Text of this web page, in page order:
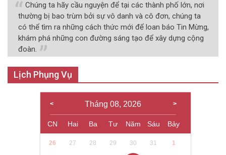
Chúng ta hãy cầu nguyện để tại các thành phố lớn, nơi
thường bị bao trùm bởi sự vô danh và cô đơn, chúng ta
có thể tìm ra những cách thức mới để loan báo Tin Mừng,
khám phá những con đường sáng tạo để xây dựng cộng
đoàn.
Lịch Phụng Vụ
Tháng 08, 2026
CN Hai Ba Tư Năm Sáu Bảy
26 27 28 29 30 31 1